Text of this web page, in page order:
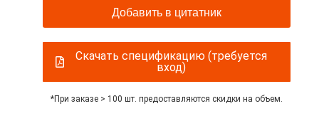
Добавить в цитатник
Скачать спецификацию (требуется
вход)
*При заказе > 100 шт. предоставляются скидки на объем.